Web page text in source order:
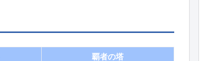
覇者の塔